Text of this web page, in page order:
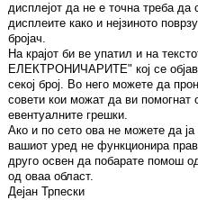
дисплејот да не е точна треба да
дисплеите како и нејзиното
бројач.
На крајот би ве упатил и на
ЕЛЕКТРОНИЧАРИТЕ" кој се
секој број. Во него можете да
совети кои можат да ви помогнат
евентуалните грешки.
Ако и по сето ова не можете да ја
вашиот уред не функционира
друго освен да побарате помош
од оваа област.
Дејан Трпески